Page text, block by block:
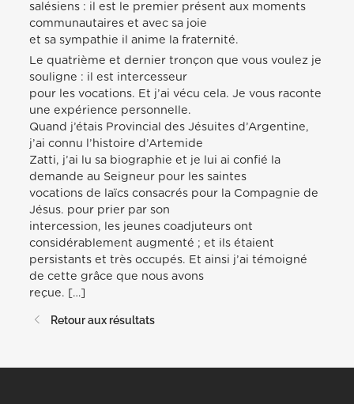
salésiens : il est le premier présent aux moments
communautaires et avec sa joie
et sa sympathie il anime la fraternité.
Le quatrième et dernier tronçon que vous voulez je
souligne : il est intercesseur
pour les vocations. Et j’ai vécu cela. Je vous raconte
une expérience personnelle.
Quand j’étais Provincial des Jésuites d’Argentine,
j’ai connu l’histoire d’Artemide
Zatti, j’ai lu sa biographie et je lui ai confié la
demande au Seigneur pour les saintes
vocations de laïcs consacrés pour la Compagnie de
Jésus. pour prier par son
intercession, les jeunes coadjuteurs ont
considérablement augmenté ; et ils étaient
persistants et très occupés. Et ainsi j’ai témoigné
de cette grâce que nous avons
reçue. […]
Retour aux résultats